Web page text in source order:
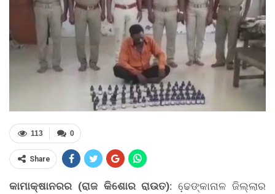
0
113
Share
କାମାକ୍ଷାନରର (ରାଜ କିଶୋର ରାଉତ): ଢେ଼ଙ୍କାନାଳ ଜିଲ୍ଲାର